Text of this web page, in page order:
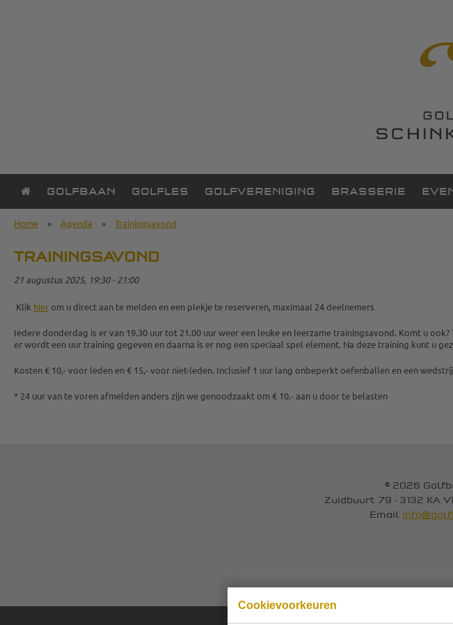
Cookievoorkeuren
GOLFBAAN GOLFLES GOLFVERENIGING BRASSERIE
Home » Agenda » Trainingsavond
TRAININGSAVOND
21 augustus 2025, 19:30 - 21:00
Klik hierom u direct aan te melden en een plekje te reserveren, maximaal 24 deelnemers
Iedere donderdag is er van 19.30 uur tot 21.00 uur weer een leuke en leerzame trainingsavond. Komt u
er wordt een uur training gegeven en daarna is er nog een speciaal spel element. Na deze training kunt u
Kosten € 10,- voor leden en € 15,- voor niet-leden. Inclusief 1 uur lang onbeperkt oefenballen en een
* 24 uur van te voren afmelden anders zijn we genoodzaakt om € 10.- aan u door te belasten
© 2026
Zuidbuurt 79 - 3132 KA
Email